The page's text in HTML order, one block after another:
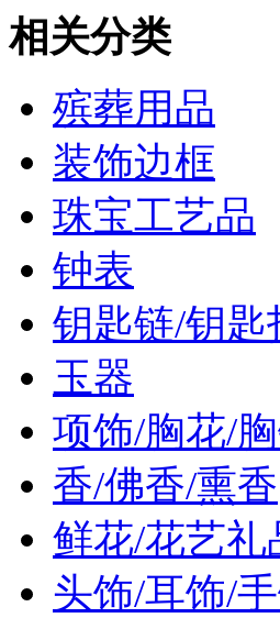
相关分类
殡葬用品
装饰边框
珠宝工艺品
钟表
钥匙链/钥匙
玉器
项饰/胸花/
香/佛香/熏香
鲜花/花艺礼
头饰/耳饰/